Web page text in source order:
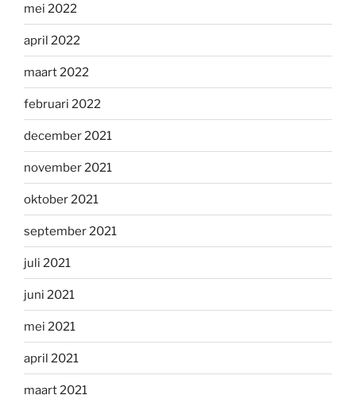
mei 2022
april 2022
maart 2022
februari 2022
december 2021
november 2021
oktober 2021
september 2021
juli 2021
juni 2021
mei 2021
april 2021
maart 2021